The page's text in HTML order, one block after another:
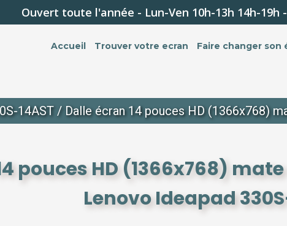
Ouvert toute l'année - Lun-Ven 10h-13h 14h-19h
Accueil Trouver votre ecran Faire changer son
14AST/ Dalle écran 14 pouces HD (1366x768)
pouces HD (1366x768)
Lenovo Ideapad